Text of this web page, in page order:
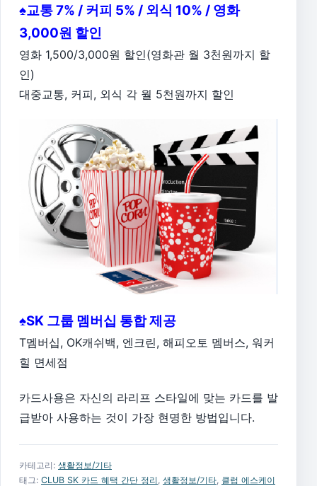
♠교통 7% / 커피 5% / 외식 10% / 영화
3,000원 할인
영화 1,500/3,000원 할인(영화관 월 3천원까지 할
인)
대중교통, 커피, 외식 각 월 5천원까지 할인
♠SK 그룹 멤버십 통합 제공
T멤버십, OK캐쉬백, 엔크린, 해피오토 멤버스, 워커
힐 면세점
카드사용은 자신의 라리프 스타일에 맞는 카드를 발
급받아 사용하는 것이 가장 현명한 방법입니다.
카테고리: 생활정보/기타
태그: CLUB SK 카드 혜택 간단 정리 생활정보/기타 클럽 에스케이